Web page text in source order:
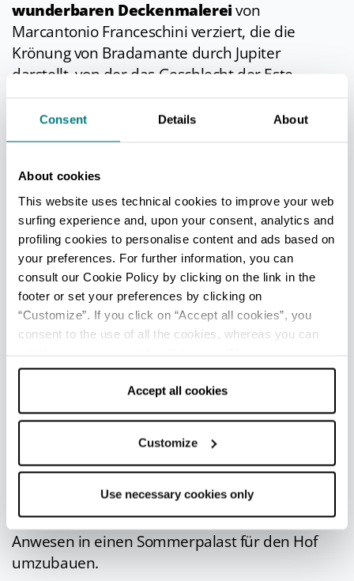
Consent Details About
About cookies
This website uses technical cookies to improve your web
surfing experience and, upon your consent, analytics and
profiling cookies to personalise content and ads based on
your preferences. For further information, you can
consult our Cookie Policy by clicking on the link in the
footer or set your preferences by clicking on
“Customize”. If you click on “Accept all cookies”, you
consent to the use of all the cookies, whereas you can
cookies only” and only the technical cookies for the
correct functioning of the website will be used.
Accept all cookies
Customize
Use necessary cookies only
wunderbaren Deckenmalereivon
Marcantonio Franceschini verziert, die die
Krönung von Bradamante durch Jupiter
darstellt, von der das Geschlecht der Este
Der Palast wird jedes Jahr von Tausenden von
Touristen besucht, die nach Voranmeldung an
Führungen teilnehmen können, um die
entdecken.
Der Herzogspalast von
Sassuolo
Nicht weit von Modena entfernt, in der kleinen
StadtSassuolo, befindet sich ein weiterer
Herzogspalast der Este, derPalazzo Ducale, ein
wahres Juwel des norditalienischen Barocks.
Jahrhundertvon der Familie Pioals
genutzt, wurde ab 1634 - auf
d'Este - der Architekt Bartolomeo Avanzini mit
Unterstützung des Bühnenbildners und
Ingenieurs Gaspare Vigarani beauftragt, das
Anwesen in einen Sommerpalast für den Hof
umzubauen.